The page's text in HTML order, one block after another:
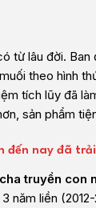
từ lâu đời. Ban
theo hình
tích lũy đã
sản phẩm
đến nay đã
truyền con
năm liền